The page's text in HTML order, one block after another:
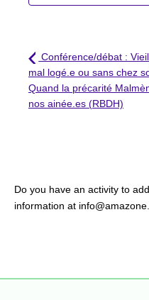
Conférence/débat :
mal logé.e ou sans chez
Quand la précarité
nos ainée.es (RBDH)
Do you have an activity to
information at